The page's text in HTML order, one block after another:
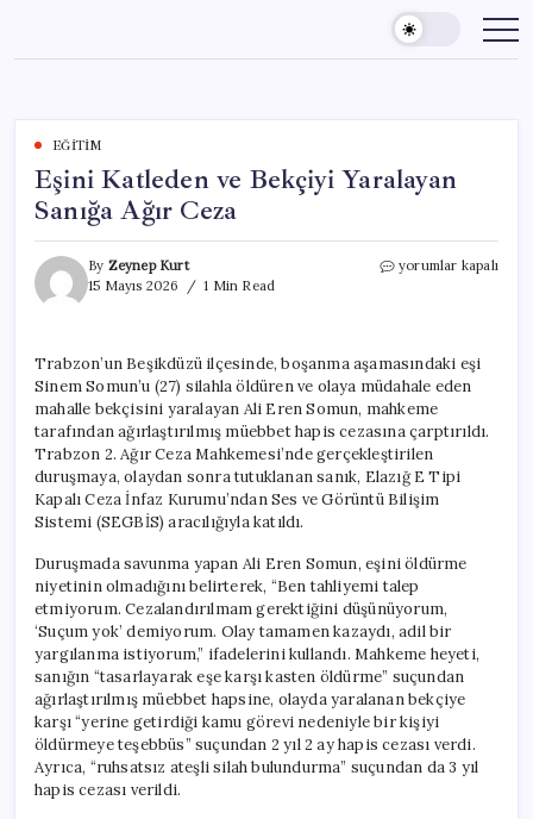
content
EĞITIM
Eşini Katleden ve Bekçiyi Yaralayan
Sanığa Ağır Ceza
By Zeynep Kurt
15 Mayıs 2026
1 Min Read
Eşini
Sanığa
Ağır
Ceza
için
yorumlar kapalı
Trabzon’un Beşikdüzü ilçesinde, boşanma aşamasındaki eşi
Sinem Somun’u (27) silahla öldüren ve olaya müdahale eden
mahalle bekçisini yaralayan Ali Eren Somun, mahkeme
tarafından ağırlaştırılmış müebbet hapis cezasına çarptırıldı.
Trabzon 2. Ağır Ceza Mahkemesi’nde gerçekleştirilen
duruşmaya, olaydan sonra tutuklanan sanık, Elazığ E Tipi
Kapalı Ceza İnfaz Kurumu’ndan Ses ve Görüntü Bilişim
Sistemi (SEGBİS) aracılığıyla katıldı.
Duruşmada savunma yapan Ali Eren Somun, eşini öldürme
niyetinin olmadığını belirterek, “Ben tahliyemi talep
etmiyorum. Cezalandırılmam gerektiğini düşünüyorum,
‘Suçum yok’ demiyorum. Olay tamamen kazaydı, adil bir
yargılanma istiyorum,” ifadelerini kullandı. Mahkeme heyeti,
sanığın “tasarlayarak eşe karşı kasten öldürme” suçundan
ağırlaştırılmış müebbet hapsine, olayda yaralanan bekçiye
karşı “yerine getirdiği kamu görevi nedeniyle bir kişiyi
öldürmeye teşebbüs” suçundan 2 yıl 2 ay hapis cezası verdi.
Ayrıca, “ruhsatsız ateşli silah bulundurma” suçundan da 3 yıl
hapis cezası verildi.